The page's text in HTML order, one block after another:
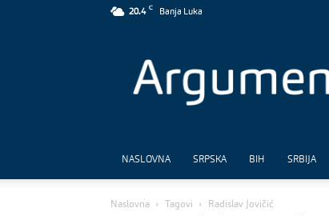
20.4
C
Banja Luka
NASLOVNA SRPSKA BIH SRBIJA
Naslovna Tagovi Radislav Jovičić